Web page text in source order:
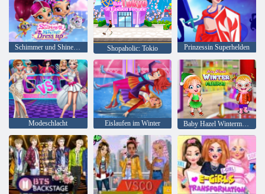
Schimmer und Shine Dress up Shopaholic: Tokio Prinzessin Superhelden
Modeschlacht Eislaufen im Winter Baby Hazel Wintermode